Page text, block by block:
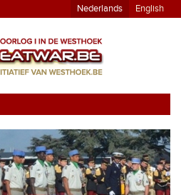
Nederlands English